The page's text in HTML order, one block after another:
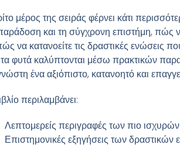
μέρος της σειράς φέρνει κάτι
και τη σύγχρονη επιστήμη, πώς
να κατανοείτε τις δραστικές ενώσεις
φυτά καλύπτονται μέσω πρακτικών
ένα αξιόπιστο, κατανοητό και
περιλαμβάνει:
Λεπτομερείς περιγραφές των πιο
Επιστημονικές εξηγήσεις των